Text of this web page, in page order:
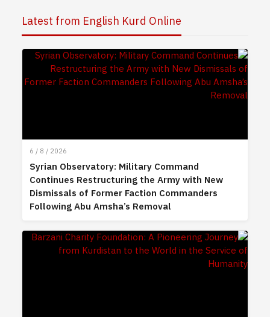
Latest from English Kurd Online
6 / 8 / 2026
Syrian Observatory: Military Command
Continues Restructuring the Army with New
Dismissals of Former Faction Commanders
Following Abu Amsha’s Removal